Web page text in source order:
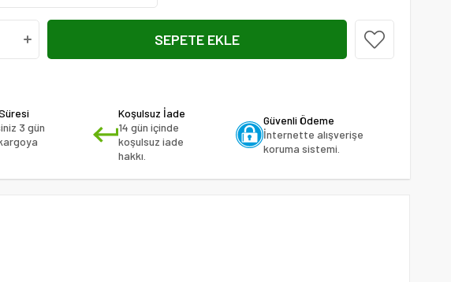
3 gün
Koşulsuz İade
14 gün içinde
koşulsuz iade
hakkı.
Güvenli Ödeme
İnternette alışverişe
koruma sistemi.